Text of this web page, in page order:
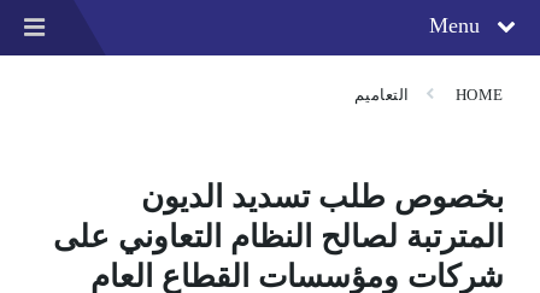
Menu
HOME التعاميم
بخصوص طلب تسديد الديون
المترتبة لصالح النظام التعاوني على
شركات ومؤسسات القطاع العام